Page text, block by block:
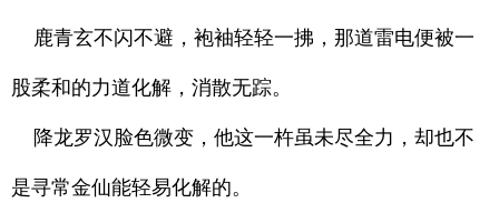
鹿青玄不闪不避，袍袖轻轻一拂，那道雷电便被一
股柔和的力道化解，消散无踪。
降龙罗汉脸色微变，他这一杵虽未尽全力，却也不
是寻常金仙能轻易化解的。